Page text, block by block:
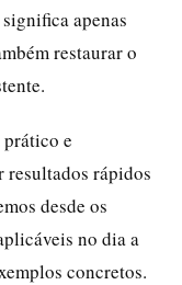
apenas
restaurar o
e
resultados rápidos
desde os
no dia a
concretos.